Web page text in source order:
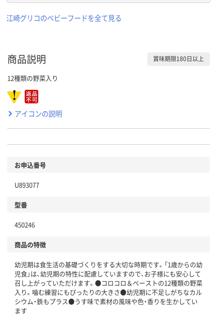
江崎グリコのベビーフードを全て見る
商品説明 賞味期限180日以上
12種類の野菜入り
アイコンの説明
お申込番号
U893077
型番
450246
商品の特徴
幼児期は食生活の基礎づくりをする大切な時期です。「1歳からの幼
児食」は、幼児期の特性に配慮していますので、お子様にも安心して
召し上がっていただけます。●コロコロ＆ペーストの12種類の野菜
入り。噛む練習にもぴったりの大きさ●幼児期に不足しがちなカル
シウム・鉄もプラス●うす味で素材の風味や色・香りを生かしてい
ます